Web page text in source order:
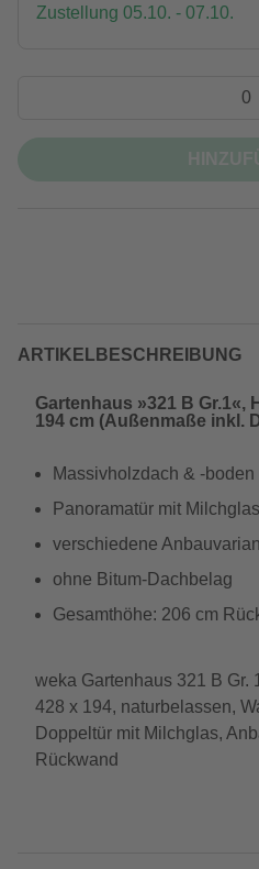
Zustellung 05.10. - 07.10.
ARTIKELBESCHREIBUNG
Gartenhaus »321 B Gr.1«,
194 cm (Außenmaße inkl.
Massivholzdach & -boden
Panoramatür mit Milchglas
verschiedene
ohne Bitum-Dachbelag
Gesamthöhe: 206 cm
weka Gartenhaus 321 B Gr.
428 x 194, naturbelassen,
Doppeltür mit Milchglas,
Rückwand